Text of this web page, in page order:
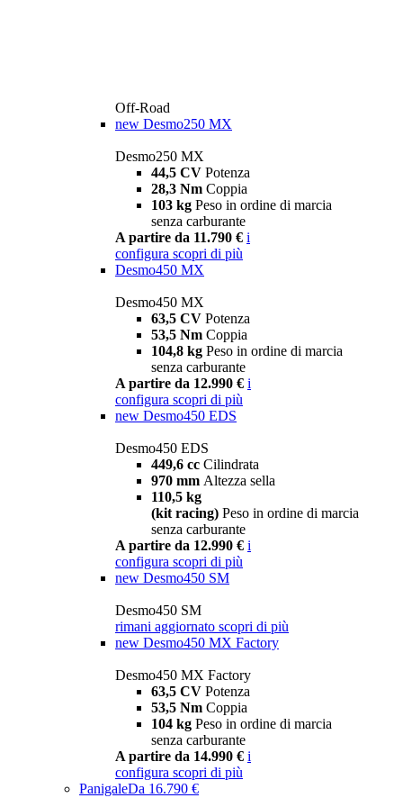
Off-Road
new Desmo250 MX
Desmo250 MX
44,5 CV Potenza
28,3 Nm Coppia
103 kg Peso in ordine di marcia
senza carburante
A partire da 11.790 € i
configura scopri di più
Desmo450 MX
Desmo450 MX
63,5 CV Potenza
53,5 Nm Coppia
104,8 kg Peso in ordine di marcia
senza carburante
A partire da 12.990 € i
configura scopri di più
new Desmo450 EDS
Desmo450 EDS
449,6 cc Cilindrata
970 mm Altezza sella
110,5 kg
(kit racing) Peso in ordine di marcia
senza carburante
A partire da 12.990 € i
configura scopri di più
new Desmo450 SM
Desmo450 SM
rimani aggiornato scopri di più
new Desmo450 MX Factory
Desmo450 MX Factory
63,5 CV Potenza
53,5 Nm Coppia
104 kg Peso in ordine di marcia
senza carburante
A partire da 14.990 € i
configura scopri di più
PanigaleDa 16.790 €